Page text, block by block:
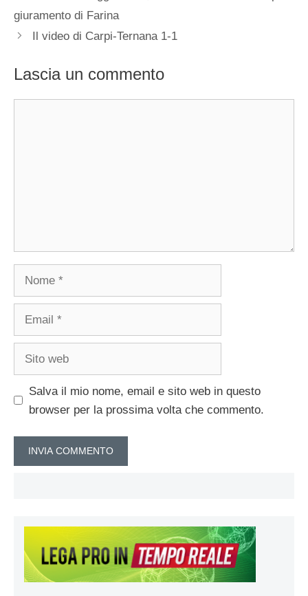
giuramento di Farina
Il video di Carpi-Ternana 1-1
Lascia un commento
Nome
Email
Sito
Salva il mio nome, email e sito web in questo
browser per la prossima volta che commento.